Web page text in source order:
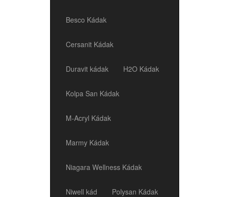
Besco Kádak
Cersanit Kádak
Duravit kádak H2O Kádak
Kolpa San Kádak
M-Acryl Kádak
Marmy Kádak
Niagara Wellness Kádak
Niwell kád Polysan Kádak